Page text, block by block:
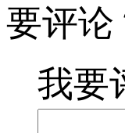
要评论
我要